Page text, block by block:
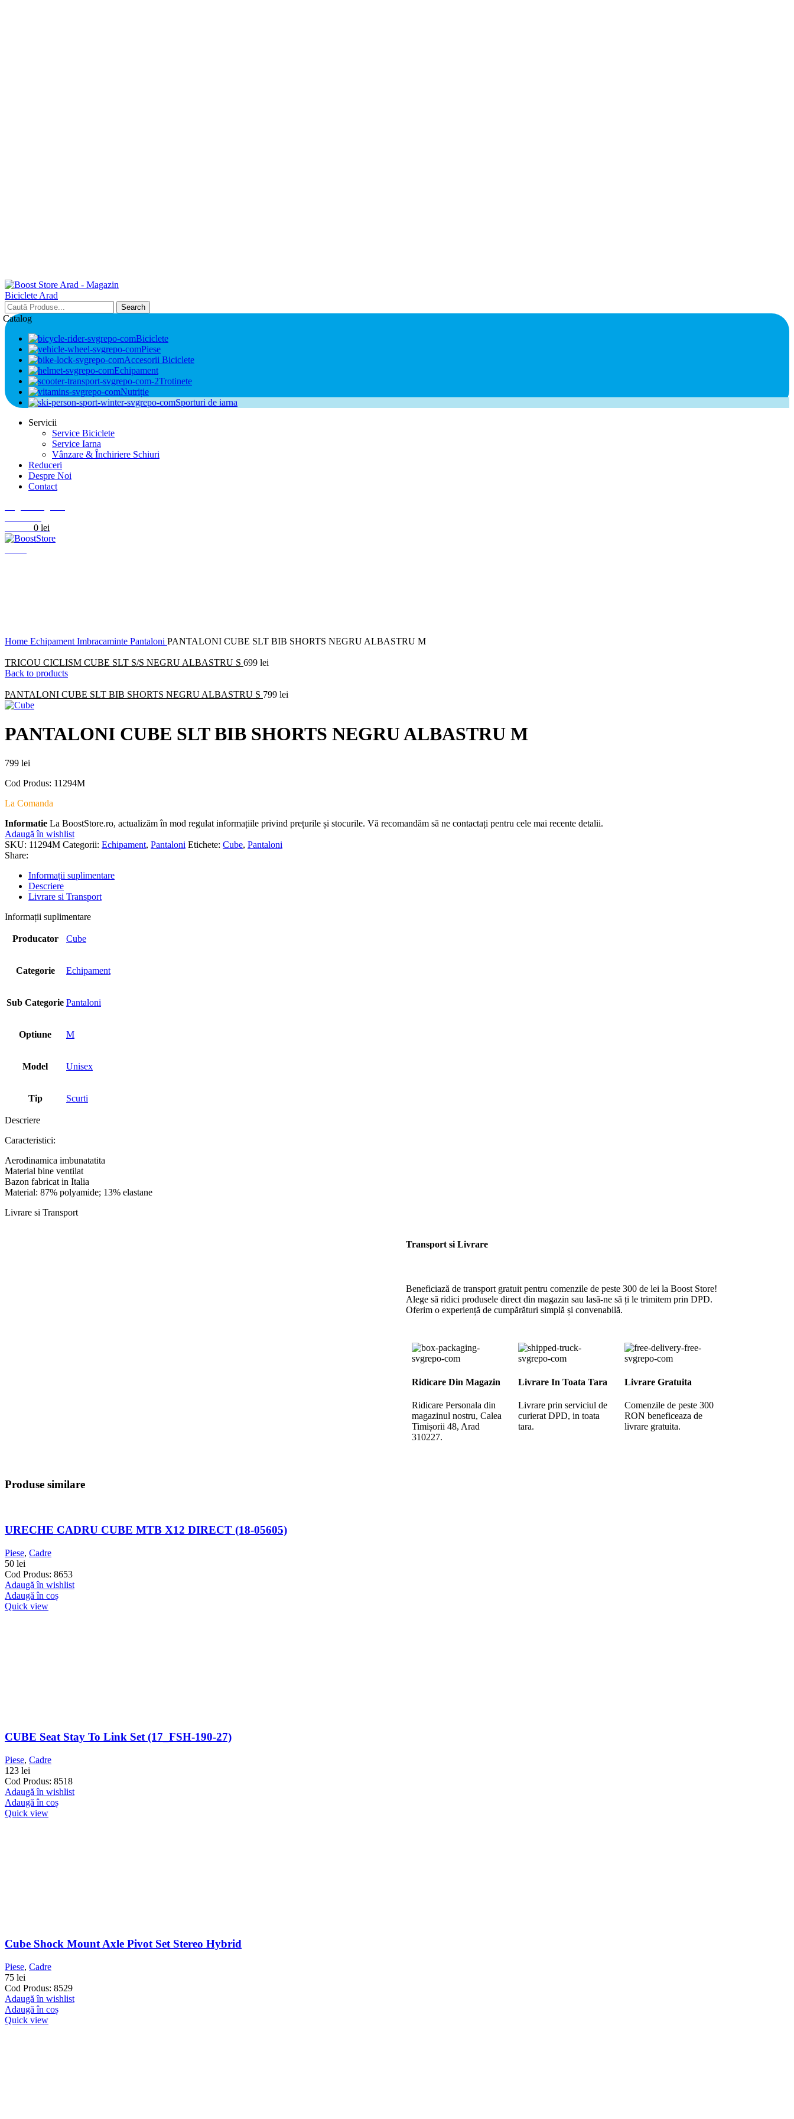
Search
Catalog
Biciclete
Piese
Accesorii Biciclete
Echipament
Trotinete
Nutriție
Sporturi de iarna
Servicii
Service Biciclete
Service Iarna
Vânzare & Închiriere Schiuri
Reduceri
Despre Noi
Contact
0 lei
Home Echipament Imbracaminte Pantaloni PANTALONI CUBE SLT BIB SHORTS NEGRU ALBASTRU M
TRICOU CICLISM CUBE SLT S/S NEGRU ALBASTRU S 699 lei
Back to products
PANTALONI CUBE SLT BIB SHORTS NEGRU ALBASTRU S 799 lei
PANTALONI CUBE SLT BIB SHORTS NEGRU ALBASTRU M
799 lei
Cod Produs: 11294M
La Comanda
Informatie La BoostStore.ro, actualizăm în mod regulat informațiile privind prețurile și stocurile. Vă recomandăm să ne contactați pentru cele mai recente detalii.
Adaugă în wishlist
SKU: 11294M Categorii: Echipament, Pantaloni Etichete: Cube, Pantaloni
Share:
Informații suplimentare
Descriere
Livrare si Transport
Informații suplimentare
Producator Cube
Categorie Echipament
Sub Categorie Pantaloni
Optiune M
Model Unisex
Tip Scurti
Descriere
Caracteristici:
Aerodinamica imbunatatita
Material bine ventilat
Bazon fabricat in Italia
Material: 87% polyamide; 13% elastane
Livrare si Transport
Transport si Livrare
Beneficiază de transport gratuit pentru comenzile de peste 300 de lei la Boost Store!
Alege să ridici produsele direct din magazin sau lasă-ne să ți le trimitem prin DPD.
Oferim o experiență de cumpărături simplă și convenabilă.
Ridicare Din Magazin
Ridicare Personala din
magazinul nostru, Calea
Timișorii 48, Arad
310227.
Livrare In Toata Tara
Livrare prin serviciul de
curierat DPD, in toata
tara.
Livrare Gratuita
Comenzile de peste 300
RON beneficeaza de
livrare gratuita.
Produse similare
URECHE CADRU CUBE MTB X12 DIRECT (18-05605)
Piese, Cadre
50 lei
Cod Produs: 8653
Adaugă în wishlist
Adaugă în coș
Quick view
CUBE Seat Stay To Link Set (17_FSH-190-27)
Piese, Cadre
123 lei
Cod Produs: 8518
Adaugă în wishlist
Adaugă în coș
Quick view
Cube Shock Mount Axle Pivot Set Stereo Hybrid
Piese, Cadre
75 lei
Cod Produs: 8529
Adaugă în wishlist
Adaugă în coș
Quick view